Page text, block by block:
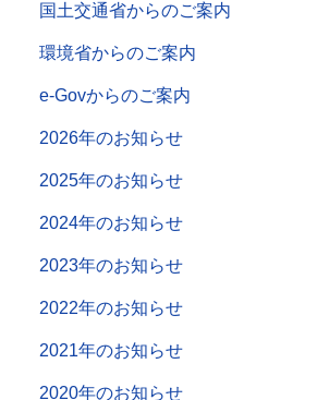
国土交通省からのご案内
環境省からのご案内
e-Govからのご案内
2026年のお知らせ
2025年のお知らせ
2024年のお知らせ
2023年のお知らせ
2022年のお知らせ
2021年のお知らせ
2020年のお知らせ